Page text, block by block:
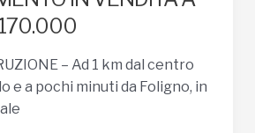
– Ad 1 km dal centro
e a pochi minuti da Foligno, in